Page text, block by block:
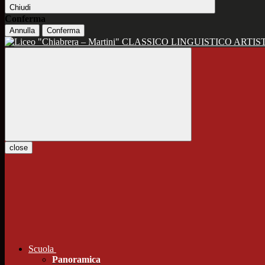
Chiudi
Conferma
Annulla Conferma
CLASSICO LINGUISTICO
close
Scuola
Panoramica